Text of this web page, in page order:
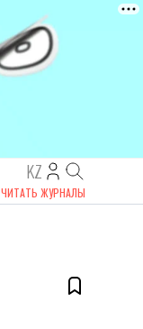
KZ
ЧИТАТЬ ЖУРНАЛЫ